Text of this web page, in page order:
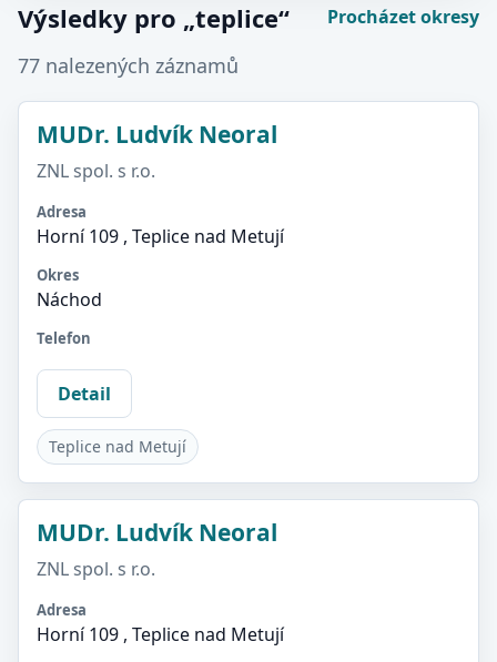
Výsledky pro „teplice“
77 nalezených záznamů
Procházet okresy
MUDr. Ludvík Neoral
ZNL spol. s r.o.
Adresa
Horní 109 , Teplice nad Metují
Okres
Náchod
Telefon
Detail
Teplice nad Metují
MUDr. Ludvík Neoral
ZNL spol. s r.o.
Adresa
Horní 109 , Teplice nad Metují